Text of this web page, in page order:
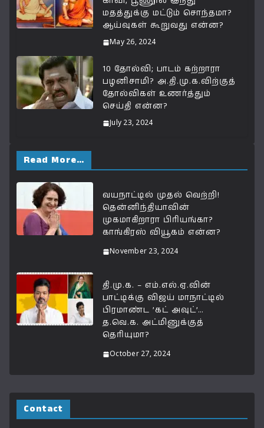
மதத்துக்கு மட்டும் சொந்தமா?
ஆய்வுகள் கூறுவது என்ன?
May 26, 2024
10 தோல்வி; பாடம் கற்றாரா
பழனிசாமி? அ.தி.மு.க.விற்குத்
தோல்விகள் உணர்த்தும்
செய்தி என்ன?
July 23, 2024
Read More…
வயநாட்டில் முதல் வெற்றி!
தென்னிந்தியாவின்
முகமாகிறாரா பிரியங்கா?
காங்கிரஸ் வியூகம் என்ன?
November 23, 2024
தி.மு.க. – எம்.எல்.ஏ.வின்
பாட்டிக்கு விஜய் மாநாட்டில்
பிரமாண்ட ’கட் அவுட்’…
த.வெ.க. அட்மினுக்குத்
தெரியுமா?
October 27, 2024
Contact